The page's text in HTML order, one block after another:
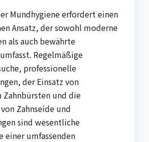
Mundhygiene erfordert einen
Ansatz, der sowohl moderne
als auch bewährte
Regelmäßige
professionelle
der Einsatz von
Zahnbürsten und die
Zahnseide und
sind wesentliche
einer umfassenden